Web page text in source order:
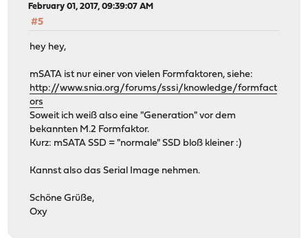
February 01, 2017, 09:39:07 AM
#5
hey hey,
mSATA ist nur einer von vielen Formfaktoren, siehe:
http://www.snia.org/forums/sssi/knowledge/formfact
ors
Soweit ich weiß also eine "Generation" vor dem
bekannten M.2 Formfaktor.
Kurz: mSATA SSD = "normale" SSD bloß kleiner :)
Kannst also das Serial Image nehmen.
Schöne Grüße,
Oxy